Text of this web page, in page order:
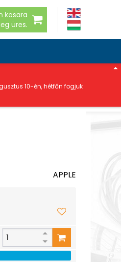
kosara
üres.
10-én, hétfőn fogjuk
APPLE